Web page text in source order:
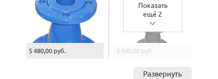
5 480,00 руб.
Показать
ещё 2
5 840,00 руб.
Развернуть